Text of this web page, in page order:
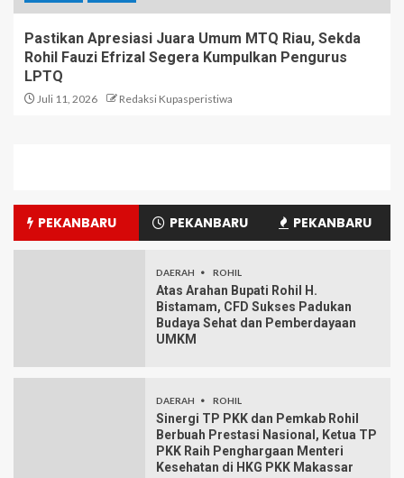
Pastikan Apresiasi Juara Umum MTQ Riau, Sekda
Rohil Fauzi Efrizal Segera Kumpulkan Pengurus
LPTQ
Juli 11, 2026 Redaksi Kupasperistiwa
PEKANBARU PEKANBARU PEKANBARU
DAERAH ROHIL
Atas Arahan Bupati Rohil H.
Bistamam, CFD Sukses Padukan
Budaya Sehat dan Pemberdayaan
UMKM
DAERAH ROHIL
Sinergi TP PKK dan Pemkab Rohil
Berbuah Prestasi Nasional, Ketua TP
PKK Raih Penghargaan Menteri
Kesehatan di HKG PKK Makassar